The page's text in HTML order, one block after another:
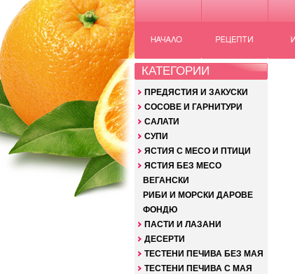
КАТЕГОРИИ
ПРЕДЯСТИЯ И ЗАКУСКИ
СОСОВЕ И ГАРНИТУРИ
САЛАТИ
СУПИ
ЯСТИЯ С МЕСО И ПТИЦИ
ЯСТИЯ БЕЗ МЕСО
ВЕГАНСКИ
РИБИ И МОРСКИ ДАРОВЕ
ФОНДЮ
ПАСТИ И ЛАЗАНИ
ДЕСЕРТИ
ТЕСТЕНИ ПЕЧИВА БЕЗ МАЯ
ТЕСТЕНИ ПЕЧИВА С МАЯ